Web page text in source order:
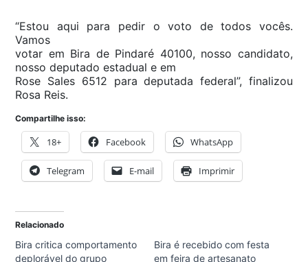
“Estou aqui para pedir o voto de todos vocês.
Vamos
votar em Bira de Pindaré 40100, nosso candidato,
nosso deputado estadual e em
Rose Sales 6512 para deputada federal”, finalizou
Rosa Reis.
Compartilhe isso:
18+ Facebook WhatsApp
Telegram E-mail Imprimir
Relacionado
Bira critica comportamento
deplorável do grupo
Bira é recebido com festa
em feira de artesanato